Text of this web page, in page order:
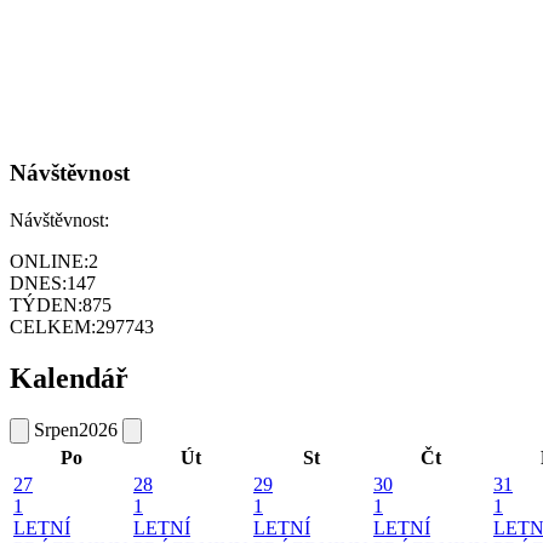
Návštěvnost
Návštěvnost:
ONLINE:2
DNES:147
TÝDEN:875
CELKEM:297743
Kalendář
Srpen2026
Po
Út St Čt
27
1
LETNÍ
28
1
LETNÍ
29
1
LETNÍ
30
1
LETNÍ
31
1